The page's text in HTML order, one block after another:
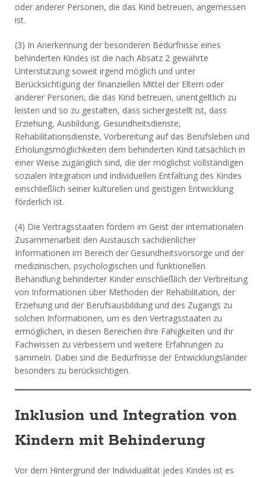
oder anderer Personen, die das Kind betreuen, angemessen
ist.
(3) In Anerkennung der besonderen Bedürfnisse eines
behinderten Kindes ist die nach Absatz 2 gewährte
Unterstützung soweit irgend möglich und unter
Berücksichtigung der finanziellen Mittel der Eltern oder
anderer Personen, die das Kind betreuen, unentgeltlich zu
leisten und so zu gestalten, dass sichergestellt ist, dass
Erziehung, Ausbildung, Gesundheitsdienste,
Rehabilitationsdienste, Vorbereitung auf das Berufsleben und
Erholungsmöglichkeiten dem behinderten Kind tatsächlich in
einer Weise zugänglich sind, die der möglichst vollständigen
sozialen Integration und individuellen Entfaltung des Kindes
einschließlich seiner kulturellen und geistigen Entwicklung
förderlich ist.
(4) Die Vertragsstaaten fördern im Geist der internationalen
Zusammenarbeit den Austausch sachdienlicher
Informationen im Bereich der Gesundheitsvorsorge und der
medizinischen, psychologischen und funktionellen
Behandlung behinderter Kinder einschließlich der Verbreitung
von Informationen über Methoden der Rehabilitation, der
Erziehung und der Berufsausbildung und des Zugangs zu
solchen Informationen, um es den Vertragsstaaten zu
ermöglichen, in diesen Bereichen ihre Fähigkeiten und ihr
Fachwissen zu verbessern und weitere Erfahrungen zu
sammeln. Dabei sind die Bedürfnisse der Entwicklungsländer
besonders zu berücksichtigen.
Inklusion und Integration von
Kindern mit Behinderung
Vor dem Hintergrund der Individualität jedes Kindes ist es